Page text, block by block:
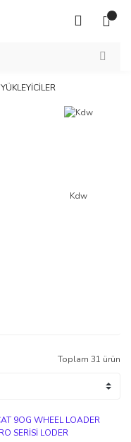
YÜKLEYİCİLER
Kdw
Toplam 31 ürün